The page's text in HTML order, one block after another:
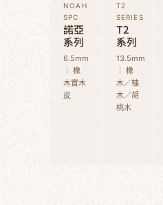
NOAH
SPC
諾亞
系列
6.5mm
｜ 橡
木實木
皮
T2
SERIES
T2
系列
13.5mm
｜ 橡
木／柚
木／胡
桃木